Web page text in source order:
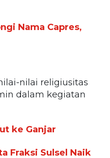
Nama Capres,
nilai religiusitas
dalam kegiatan
ke Ganjar
Fraksi Sulsel Naik